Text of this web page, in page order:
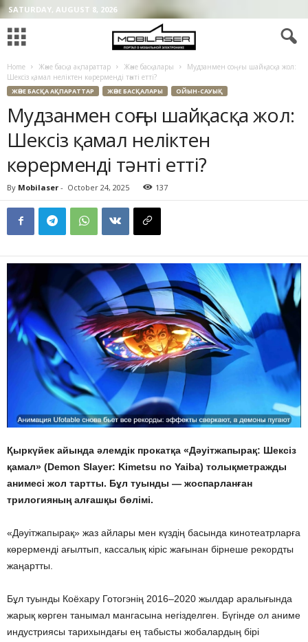
SATURDAY, AUGUST 8, 2026
Home Және басқа ақпараттар Және басқалары
Мудзанмен соңғы шайқасқа жол:
Шексіз қамал неліктен көрерменді тәнті етті?
ЖӘНЕ БАСҚА АҚПАРАТТАР ЖӘНЕ БАСҚАЛАРЫ ОЙЫН-САУЫҚ
Мудзанмен соңғы шайқасқа жол:
Шексіз қамал неліктен
көрерменді тәнті етті?
By Mobilaser - October 24, 2025 137
Қыркүйек айында әлемдік прокатқа «Дәуітжапырақ: Шексіз
қамал» (Demon Slayer: Kimetsu no Yaiba) толықметражды
анимесі жол тартты. Бұл туынды — жоспарланған
трилогияның алғашқы бөлімі.
«Дәуітжапырақ» жаз айлары мен күздің басында кинотеатрларға
көрерменді ағылтып, кассалық кіріс жағынан бірнеше рекордты
жаңартты.
Бұл туынды Коёхару Готогэнің 2016–2020 жылдар аралығында
жарық көрген танымал мангасына негізделген. Бүгінде ол аниме
индустриясы тарихындағы ең табысты жобалардың бірі